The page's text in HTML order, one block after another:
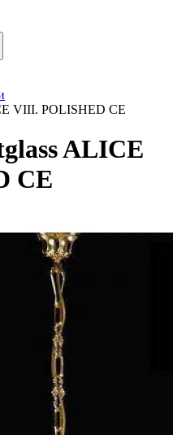
VIII. POLISHED CE
ALICE
CE